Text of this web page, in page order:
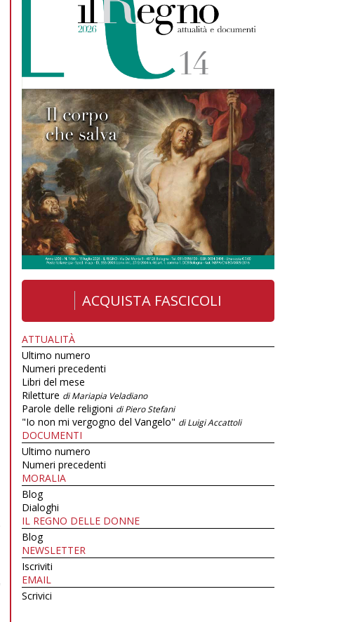
ACQUISTA FASCICOLI
ATTUALITÀ
Ultimo numero
Numeri precedenti
Libri del mese
Riletture di Mariapia Veladiano
Parole delle religioni di Piero Stefani
"Io non mi vergogno del Vangelo" di Luigi Accattoli
DOCUMENTI
Ultimo numero
Numeri precedenti
MORALIA
Blog
Dialoghi
IL REGNO DELLE DONNE
Blog
NEWSLETTER
Iscriviti
EMAIL
Scrivici